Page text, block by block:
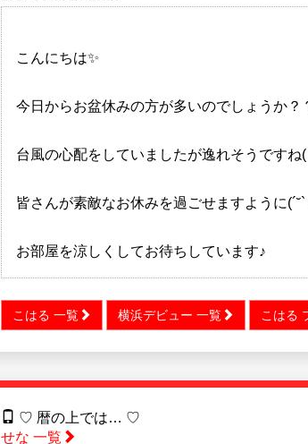
こんにちは✨
今日からお盆休みの方が多いのでしょうか？
台風の心配をしていましたが逸れそうですね(
皆さんが素敵なお休みを過ごせますように
お部屋を涼しくしてお待ちしています♪
こはる 一覧 横浜デビュー 一覧 こはる
♡ 暦の上では… ♡
せな 一覧